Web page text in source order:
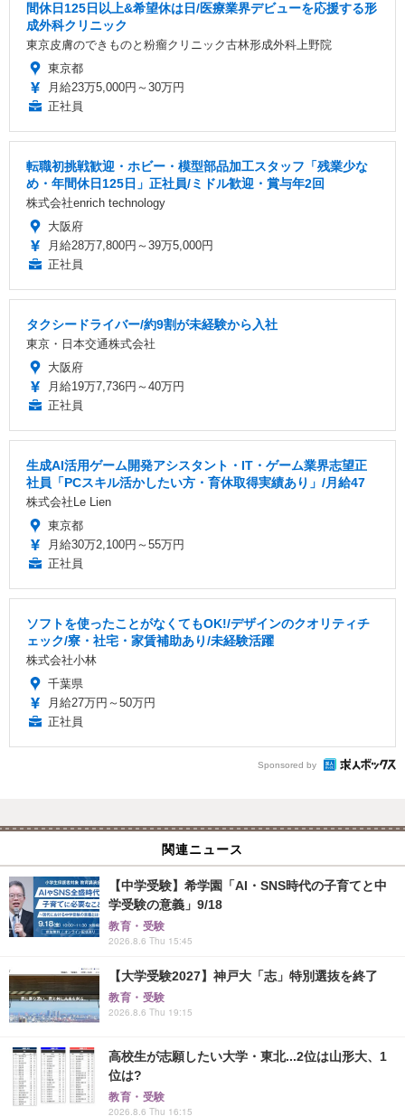
間休日125日以上&希望休は日/医療業界デビューを応援する形
成外科クリニック
東京皮膚のできものと粉瘤クリニック古林形成外科上野院
東京都
月給23万5,000円～30万円
正社員
転職初挑戦歓迎・ホビー・模型部品加工スタッフ「残業少な
め・年間休日125日」正社員/ミドル歓迎・賞与年2回
株式会社enrich technology
大阪府
月給28万7,800円～39万5,000円
正社員
タクシードライバー/約9割が未経験から入社
東京・日本交通株式会社
大阪府
月給19万7,736円～40万円
正社員
生成AI活用ゲーム開発アシスタント・IT・ゲーム業界志望正
社員「PCスキル活かしたい方・育休取得実績あり」/月給47
株式会社Le Lien
東京都
月給30万2,100円～55万円
正社員
ソフトを使ったことがなくてもOK!/デザインのクオリティチ
ェック/寮・社宅・家賃補助あり/未経験活躍
株式会社小林
千葉県
月給27万円～50万円
正社員
Sponsored by
関連ニュース
【中学受験】希学園「AI・SNS時代の子育てと中
学受験の意義」9/18
教育・受験
2026.8.6 Thu 15:45
【大学受験2027】神戸大「志」特別選抜を終了
教育・受験
2026.8.6 Thu 19:15
高校生が志願したい大学・東北...2位は山形大、1
位は?
教育・受験
2026.8.6 Thu 16:15